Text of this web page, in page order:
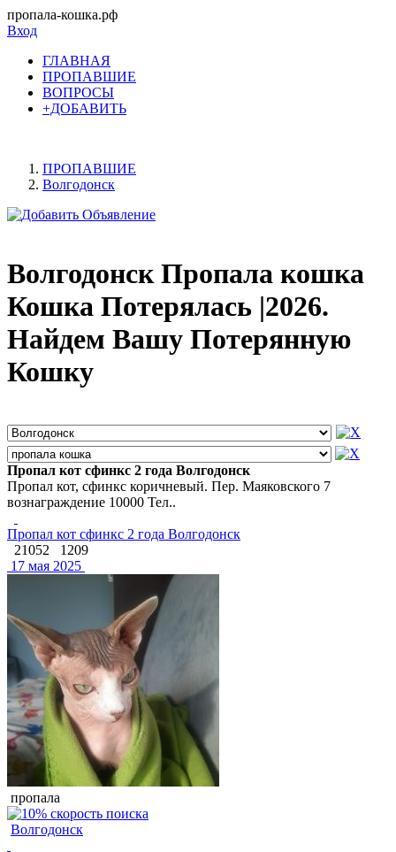
пропала-кошка.рф
Вход
ГЛАВНАЯ
ПРОПАВШИЕ
ВОПРОСЫ
+ДОБАВИТЬ
ПРОПАВШИЕ
Волгодонск
Волгодонск Пропала кошка
Кошка Потерялась |2026.
Найдем Вашу Потерянную
Кошку
Пропал кот сфинкс 2 года Волгодонск
Пропал кот, сфинкс коричневый. Пер. Маяковского 7
вознаграждение 10000 Тел..
Пропал кот сфинкс 2 года Волгодонск
21052
1209
17 мая 2025
пропала
Волгодонск